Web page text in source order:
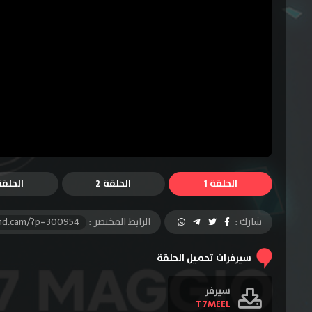
الحلقة 1 الحلقة 2
شارك : الرابط المختصر : ?p=300954
سيرفرات تحميل الحلقة
سيرفر
T7MEEL